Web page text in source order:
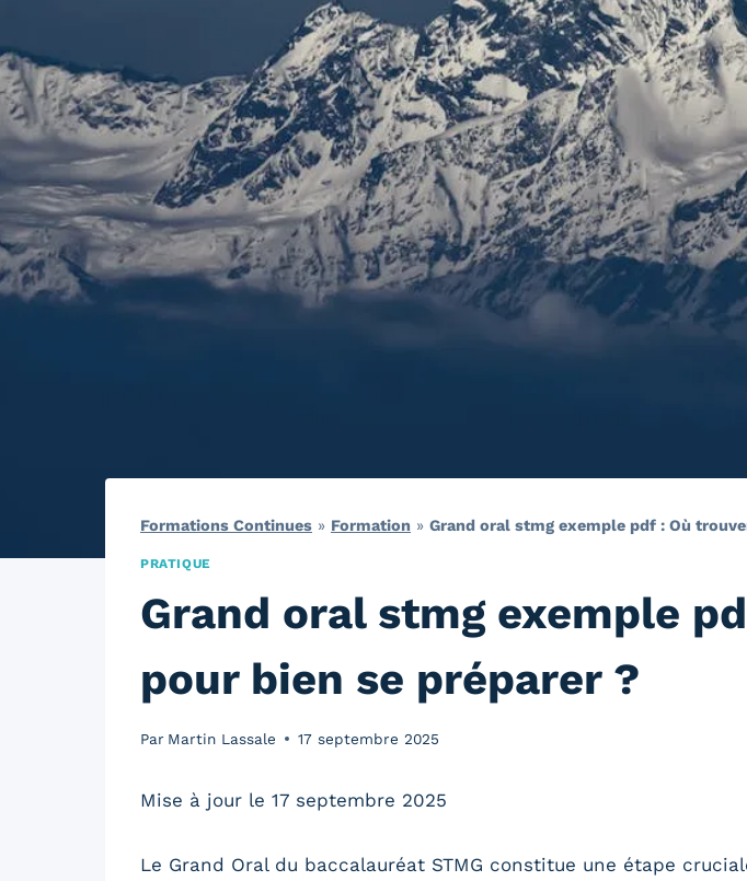
Formations Continues » Formation » Grand oral stmg exemple pdf : Où
PRATIQUE
Grand oral stmg exemple
pour bien se préparer ?
Par Martin Lassale 17 septembre 2025
Mise à jour le 17 septembre 2025
Le Grand Oral du baccalauréat STMG constitue une étape